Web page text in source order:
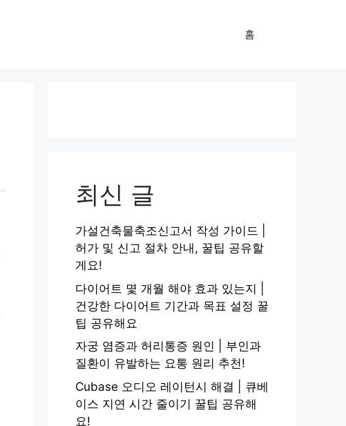
홈
최신 글
가설건축물축조신고서 작성 가이드 |
허가 및 신고 절차 안내, 꿀팁 공유할
게요!
다이어트 몇 개월 해야 효과 있는지 |
건강한 다이어트 기간과 목표 설정 꿀
팁 공유해요
자궁 염증과 허리통증 원인 | 부인과
질환이 유발하는 요통 원리 추천!
Cubase 오디오 레이턴시 해결 | 큐베
이스 지연 시간 줄이기 꿀팁 공유해
요!